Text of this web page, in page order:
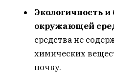
Экологичность и
окружающей
средства не
химических
почву.